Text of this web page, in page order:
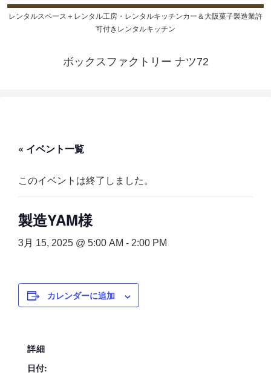
レンタルスペース＋レンタル工房・レンタルキッチンカー＆大阪菓子製造業許
可付きレンタルキッチン
ボックスファクトリー ナツ72
« イベント一覧
このイベントは終了しました。
製造YAM様
3月 15, 2025 @ 5:00 AM - 2:00 PM
カレンダーに追加
詳細
日付: